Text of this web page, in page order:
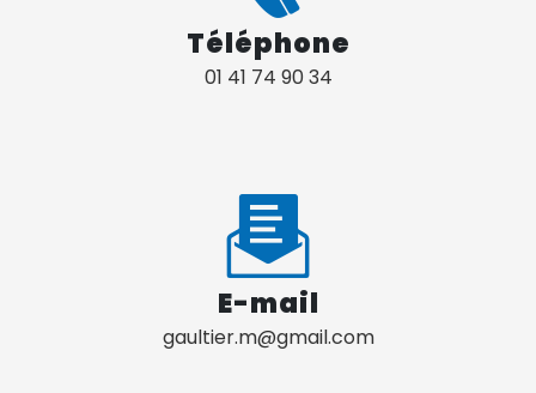
Téléphone
01 41 74 90 34
E-mail
gaultier.m@gmail.com